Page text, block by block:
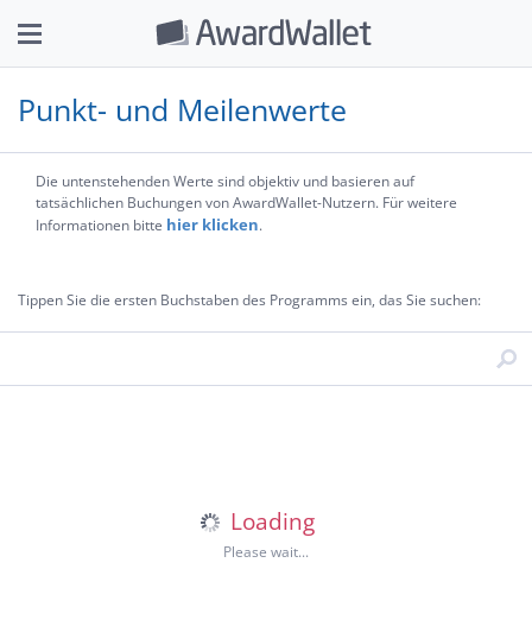
Punkt- und Meilenwerte
Die untenstehenden Werte sind objektiv und basieren auf
tatsächlichen Buchungen von AwardWallet-Nutzern. Für weitere
Informationen bitte hier klicken.
Tippen Sie die ersten Buchstaben des Programms ein, das Sie suchen: